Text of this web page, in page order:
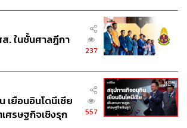
. ในชั้นศาลฎีกา
237
เยือนอินโดนีเซีย
ศรษฐกิจเชิงรุก
557